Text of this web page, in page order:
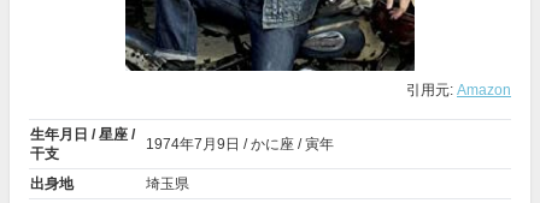
引用元: Amazon
生年月日 / 星座 /
干支
1974年7月9日 / かに座 / 寅年
出身地 埼玉県